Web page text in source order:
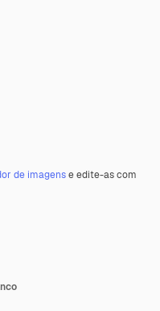
de imagense edite-as com